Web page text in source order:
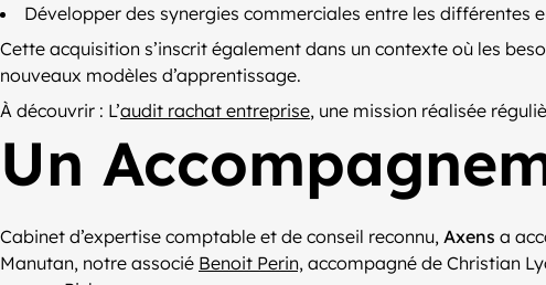
Développer des synergies commerciales entre les différentes
Cette acquisition s’inscrit également dans un contexte où les
nouveaux modèles d’apprentissage.
À découvrir : L’audit rachat entreprise, une mission réalisée
Un
Cabinet d’expertise comptable et de conseil reconnu, Axens a
Manutan, notre associé Benoit Perin, accompagné de Christian